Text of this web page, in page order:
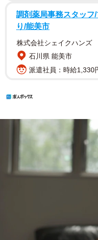
調剤薬局事務スタッフ
り/能美市
株式会社シェイクハンズ
石川県 能美市
派遣社員：時給1,330